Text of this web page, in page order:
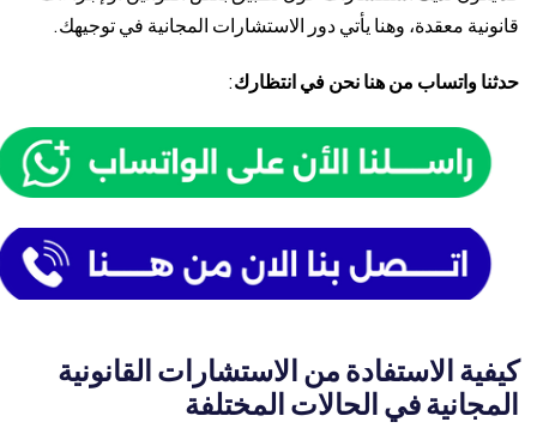
قانونية معقدة، وهنا يأتي دور الاستشارات المجانية في توجيهك.
حدثنا واتساب من هنا نحن في انتظارك:
كيفية الاستفادة من الاستشارات القانونية
المجانية في الحالات المختلفة